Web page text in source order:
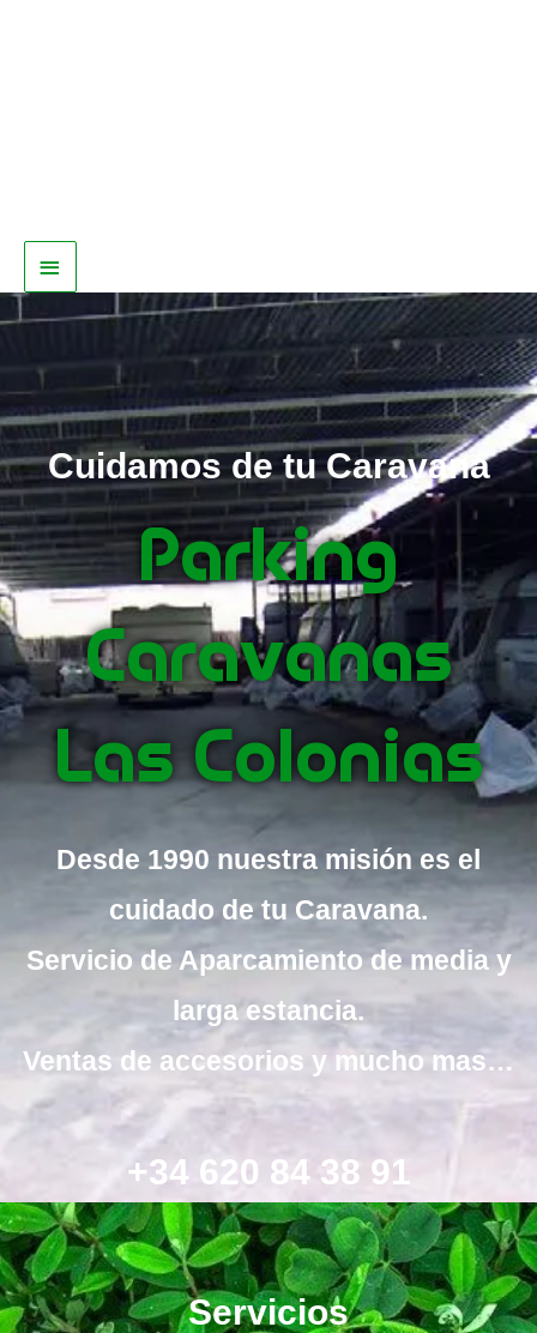
Cuidamos de tu Caravana
Parking
Caravanas
Las Colonias
Desde 1990 nuestra misión es el
cuidado de tu Caravana.
Servicio de Aparcamiento de media y
larga estancia.
Ventas de accesorios y mucho mas…
+34 620 84 38 91
Servicios